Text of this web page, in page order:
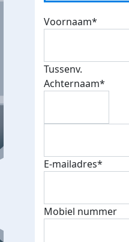
E-
Top
Voornaam*
Tussenv.
Achternaam*
E-mailadres*
Mobiel nummer